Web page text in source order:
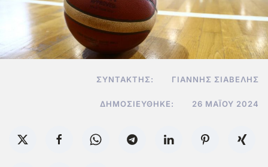
ΣΥΝΤΆΚΤΗΣ: ΓΙΆΝΝΗΣ ΣΙΑΒΕΛΉΣ
ΔΗΜΟΣΙΕΎΘΗΚΕ: 26 ΜΑΪ́ΟΥ 2024